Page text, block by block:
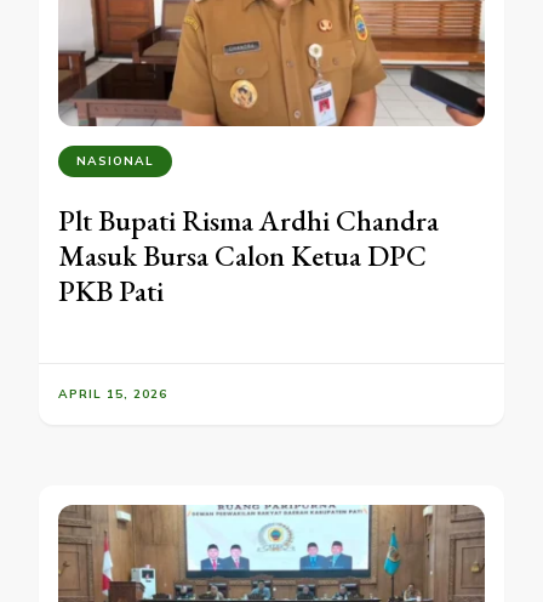
NASIONAL
Plt Bupati Risma Ardhi Chandra
Masuk Bursa Calon Ketua DPC
PKB Pati
APRIL 15, 2026